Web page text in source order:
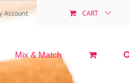
Account CART
Mix & Match